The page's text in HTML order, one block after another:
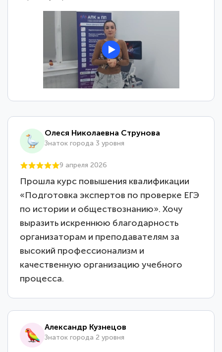
Олеся Николаевна Струнова
Знаток города 3 уровня
9 апреля 2026
Прошла курс повышения квалификации
«Подготовка экспертов по проверке ЕГЭ
по истории и обществознанию». Хочу
выразить искреннюю благодарность
организаторам и преподавателям за
высокий профессионализм и
качественную организацию учебного
процесса.
Александр Кузнецов
Знаток города 2 уровня